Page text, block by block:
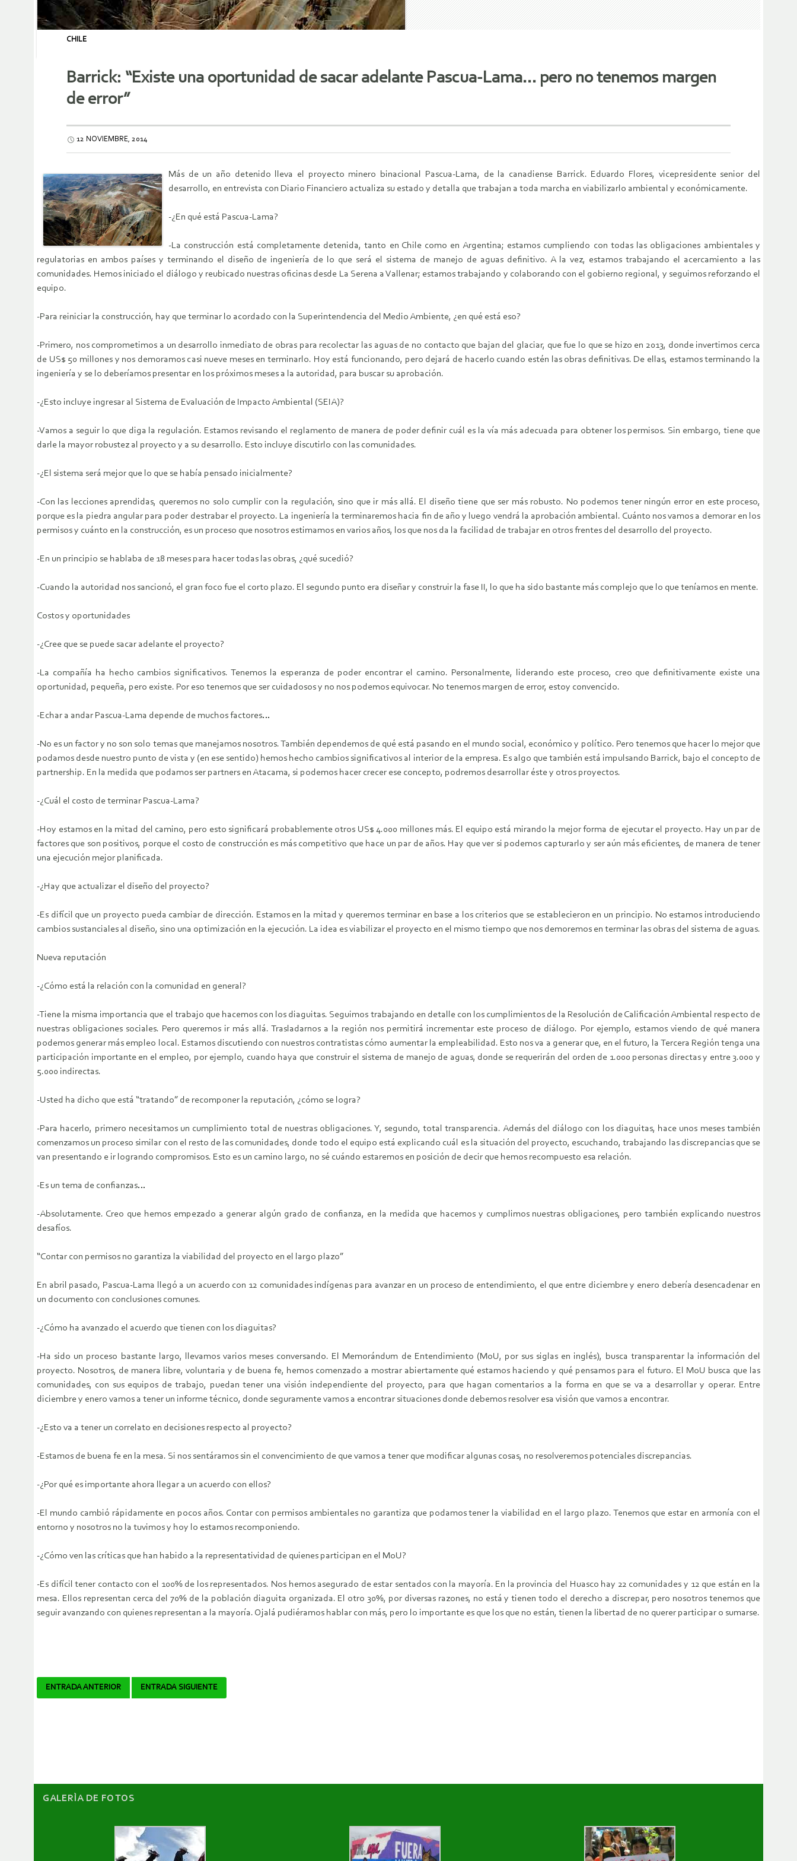
CHILE
Barrick: “Existe una oportunidad de sacar adelante Pascua-Lama… pero no tenemos margen
de error”
12 NOVIEMBRE, 2014
Más de un año detenido lleva el proyecto minero binacional Pascua-Lama, de la canadiense Barrick. Eduardo Flores, vicepresidente senior del
desarrollo, en entrevista con Diario Financiero actualiza su estado y detalla que trabajan a toda marcha en viabilizarlo ambiental y económicamente.
-¿En qué está Pascua-Lama?
-La construcción está completamente detenida, tanto en Chile como en Argentina; estamos cumpliendo con todas las obligaciones ambientales y
regulatorias en ambos países y terminando el diseño de ingeniería de lo que será el sistema de manejo de aguas definitivo. A la vez, estamos trabajando el acercamiento a las
comunidades. Hemos iniciado el diálogo y reubicado nuestras oficinas desde La Serena a Vallenar; estamos trabajando y colaborando con el gobierno regional, y seguimos reforzando el
equipo.
-Para reiniciar la construcción, hay que terminar lo acordado con la Superintendencia del Medio Ambiente, ¿en qué está eso?
-Primero, nos comprometimos a un desarrollo inmediato de obras para recolectar las aguas de no contacto que bajan del glaciar, que fue lo que se hizo en 2013, donde invertimos cerca
de US$ 50 millones y nos demoramos casi nueve meses en terminarlo. Hoy está funcionando, pero dejará de hacerlo cuando estén las obras definitivas. De ellas, estamos terminando la
ingeniería y se lo deberíamos presentar en los próximos meses a la autoridad, para buscar su aprobación.
-¿Esto incluye ingresar al Sistema de Evaluación de Impacto Ambiental (SEIA)?
-Vamos a seguir lo que diga la regulación. Estamos revisando el reglamento de manera de poder definir cuál es la vía más adecuada para obtener los permisos. Sin embargo, tiene que
darle la mayor robustez al proyecto y a su desarrollo. Esto incluye discutirlo con las comunidades.
-¿El sistema será mejor que lo que se había pensado inicialmente?
-Con las lecciones aprendidas, queremos no solo cumplir con la regulación, sino que ir más allá. El diseño tiene que ser más robusto. No podemos tener ningún error en este proceso,
porque es la piedra angular para poder destrabar el proyecto. La ingeniería la terminaremos hacia fin de año y luego vendrá la aprobación ambiental. Cuánto nos vamos a demorar en los
permisos y cuánto en la construcción, es un proceso que nosotros estimamos en varios años, los que nos da la facilidad de trabajar en otros frentes del desarrollo del proyecto.
-En un principio se hablaba de 18 meses para hacer todas las obras, ¿qué sucedió?
-Cuando la autoridad nos sancionó, el gran foco fue el corto plazo. El segundo punto era diseñar y construir la fase II, lo que ha sido bastante más complejo que lo que teníamos en mente.
Costos y oportunidades
-¿Cree que se puede sacar adelante el proyecto?
-La compañía ha hecho cambios significativos. Tenemos la esperanza de poder encontrar el camino. Personalmente, liderando este proceso, creo que definitivamente existe una
oportunidad, pequeña, pero existe. Por eso tenemos que ser cuidadosos y no nos podemos equivocar. No tenemos margen de error, estoy convencido.
-Echar a andar Pascua-Lama depende de muchos factores…
-No es un factor y no son solo temas que manejamos nosotros. También dependemos de qué está pasando en el mundo social, económico y político. Pero tenemos que hacer lo mejor que
podamos desde nuestro punto de vista y (en ese sentido) hemos hecho cambios significativos al interior de la empresa. Es algo que también está impulsando Barrick, bajo el concepto de
partnership. En la medida que podamos ser partners en Atacama, si podemos hacer crecer ese concepto, podremos desarrollar éste y otros proyectos.
-¿Cuál el costo de terminar Pascua-Lama?
-Hoy estamos en la mitad del camino, pero esto significará probablemente otros US$ 4.000 millones más. El equipo está mirando la mejor forma de ejecutar el proyecto. Hay un par de
factores que son positivos, porque el costo de construcción es más competitivo que hace un par de años. Hay que ver si podemos capturarlo y ser aún más eficientes, de manera de tener
una ejecución mejor planificada.
-¿Hay que actualizar el diseño del proyecto?
-Es difícil que un proyecto pueda cambiar de dirección. Estamos en la mitad y queremos terminar en base a los criterios que se establecieron en un principio. No estamos introduciendo
cambios sustanciales al diseño, sino una optimización en la ejecución. La idea es viabilizar el proyecto en el mismo tiempo que nos demoremos en terminar las obras del sistema de aguas.
Nueva reputación
-¿Cómo está la relación con la comunidad en general?
-Tiene la misma importancia que el trabajo que hacemos con los diaguitas. Seguimos trabajando en detalle con los cumplimientos de la Resolución de Calificación Ambiental respecto de
nuestras obligaciones sociales. Pero queremos ir más allá. Trasladarnos a la región nos permitirá incrementar este proceso de diálogo. Por ejemplo, estamos viendo de qué manera
podemos generar más empleo local. Estamos discutiendo con nuestros contratistas cómo aumentar la empleabilidad. Esto nos va a generar que, en el futuro, la Tercera Región tenga una
participación importante en el empleo, por ejemplo, cuando haya que construir el sistema de manejo de aguas, donde se requerirán del orden de 1.000 personas directas y entre 3.000 y
5.000 indirectas.
-Usted ha dicho que está “tratando” de recomponer la reputación, ¿cómo se logra?
-Para hacerlo, primero necesitamos un cumplimiento total de nuestras obligaciones. Y, segundo, total transparencia. Además del diálogo con los diaguitas, hace unos meses también
comenzamos un proceso similar con el resto de las comunidades, donde todo el equipo está explicando cuál es la situación del proyecto, escuchando, trabajando las discrepancias que se
van presentando e ir logrando compromisos. Esto es un camino largo, no sé cuándo estaremos en posición de decir que hemos recompuesto esa relación.
-Es un tema de confianzas…
-Absolutamente. Creo que hemos empezado a generar algún grado de confianza, en la medida que hacemos y cumplimos nuestras obligaciones, pero también explicando nuestros
desafíos.
“Contar con permisos no garantiza la viabilidad del proyecto en el largo plazo”
En abril pasado, Pascua-Lama llegó a un acuerdo con 12 comunidades indígenas para avanzar en un proceso de entendimiento, el que entre diciembre y enero debería desencadenar en
un documento con conclusiones comunes.
-¿Cómo ha avanzado el acuerdo que tienen con los diaguitas?
-Ha sido un proceso bastante largo, llevamos varios meses conversando. El Memorándum de Entendimiento (MoU, por sus siglas en inglés), busca transparentar la información del
proyecto. Nosotros, de manera libre, voluntaria y de buena fe, hemos comenzado a mostrar abiertamente qué estamos haciendo y qué pensamos para el futuro. El MoU busca que las
comunidades, con sus equipos de trabajo, puedan tener una visión independiente del proyecto, para que hagan comentarios a la forma en que se va a desarrollar y operar. Entre
diciembre y enero vamos a tener un informe técnico, donde seguramente vamos a encontrar situaciones donde debemos resolver esa visión que vamos a encontrar.
-¿Esto va a tener un correlato en decisiones respecto al proyecto?
-Estamos de buena fe en la mesa. Si nos sentáramos sin el convencimiento de que vamos a tener que modificar algunas cosas, no resolveremos potenciales discrepancias.
-¿Por qué es importante ahora llegar a un acuerdo con ellos?
-El mundo cambió rápidamente en pocos años. Contar con permisos ambientales no garantiza que podamos tener la viabilidad en el largo plazo. Tenemos que estar en armonía con el
entorno y nosotros no la tuvimos y hoy lo estamos recomponiendo.
-¿Cómo ven las críticas que han habido a la representatividad de quienes participan en el MoU?
-Es difícil tener contacto con el 100% de los representados. Nos hemos asegurado de estar sentados con la mayoría. En la provincia del Huasco hay 22 comunidades y 12 que están en la
mesa. Ellos representan cerca del 70% de la población diaguita organizada. El otro 30%, por diversas razones, no está y tienen todo el derecho a discrepar, pero nosotros tenemos que
seguir avanzando con quienes representan a la mayoría. Ojalá pudiéramos hablar con más, pero lo importante es que los que no están, tienen la libertad de no querer participar o sumarse.
Navegador
ENTRADA ANTERIOR ENTRADA SIGUIENTE
GALERÌA DE FOTOS